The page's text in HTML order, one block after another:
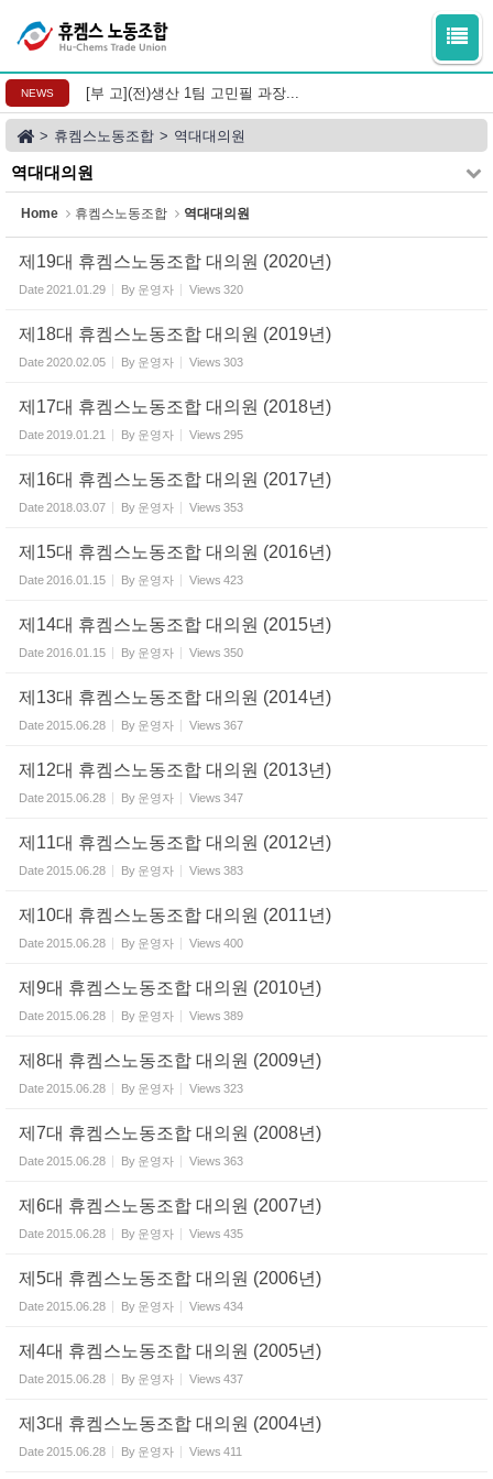
NEWS [부 고](전)생산 1팀 고민필 과장...
> 휴켐스노동조합 > 역대대의원
역대대의원
Home 휴켐스노동조합 역대대의원
제19대 휴켐스노동조합 대의원 (2020년)
Date2021.01.29 By 운영자 Views 320
제18대 휴켐스노동조합 대의원 (2019년)
Date2020.02.05 By 운영자 Views 303
제17대 휴켐스노동조합 대의원 (2018년)
Date2019.01.21 By 운영자 Views 295
제16대 휴켐스노동조합 대의원 (2017년)
Date2018.03.07 By 운영자 Views 353
제15대 휴켐스노동조합 대의원 (2016년)
Date2016.01.15 By 운영자 Views 423
제14대 휴켐스노동조합 대의원 (2015년)
Date2016.01.15 By 운영자 Views 350
제13대 휴켐스노동조합 대의원 (2014년)
Date2015.06.28 By 운영자 Views 367
제12대 휴켐스노동조합 대의원 (2013년)
Date2015.06.28 By 운영자 Views 347
제11대 휴켐스노동조합 대의원 (2012년)
Date2015.06.28 By 운영자 Views 383
제10대 휴켐스노동조합 대의원 (2011년)
Date2015.06.28 By 운영자 Views 400
제9대 휴켐스노동조합 대의원 (2010년)
Date2015.06.28 By 운영자 Views 389
제8대 휴켐스노동조합 대의원 (2009년)
Date2015.06.28 By 운영자 Views 323
제7대 휴켐스노동조합 대의원 (2008년)
Date2015.06.28 By 운영자 Views 363
제6대 휴켐스노동조합 대의원 (2007년)
Date2015.06.28 By 운영자 Views 435
제5대 휴켐스노동조합 대의원 (2006년)
Date2015.06.28 By 운영자 Views 434
제4대 휴켐스노동조합 대의원 (2005년)
Date2015.06.28 By 운영자 Views 437
제3대 휴켐스노동조합 대의원 (2004년)
Date2015.06.28 By 운영자 Views 411